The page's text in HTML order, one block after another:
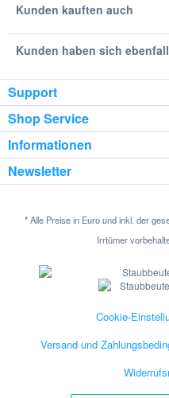
Kunden kauften auch
Kunden haben sich
Support
Shop Service
Informationen
Newsletter
* Alle Preise in Euro und inkl. der
Irrtümer
Cookie-
Versand und